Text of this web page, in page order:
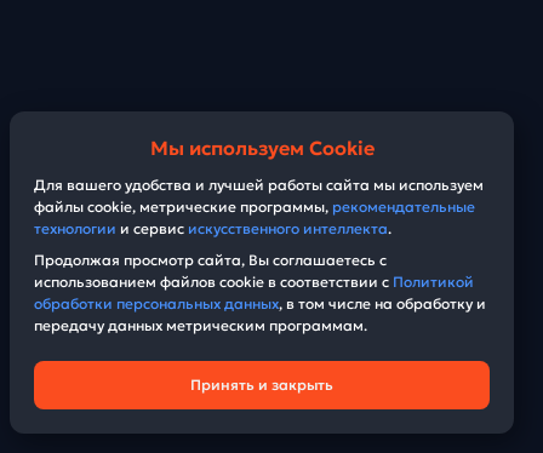
Мы используем Cookie
Для вашего удобства и лучшей работы сайта мы используем
файлы cookie, метрические программы, рекомендательные
технологии и сервис искусственного интеллекта.
Продолжая просмотр сайта, Вы соглашаетесь с
использованием файлов cookie в соответствии с Политикой
обработки персональных данных, в том числе на обработку и
передачу данных метрическим программам.
Принять и закрыть